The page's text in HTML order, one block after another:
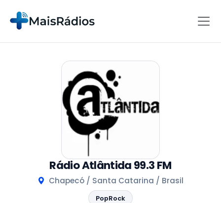
Rádio Atlântida 99.3 FM
Chapecó / Santa Catarina / Brasil
PopRock